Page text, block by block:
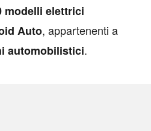
modelli elettrici
Auto, appartenenti a
automobilistici.